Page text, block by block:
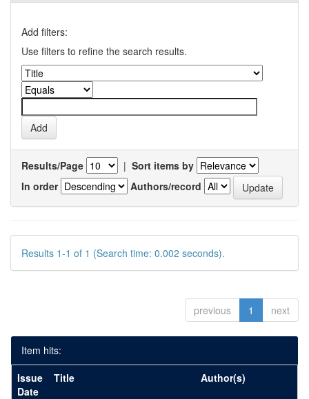
Add filters:
Use filters to refine the search results.
Results/Page | Sort items by
In order
Authors/record
Results 1-1 of 1 (Search time: 0.002 seconds).
previous 1 next
Item hits:
Issue
Date
Title Author(s)